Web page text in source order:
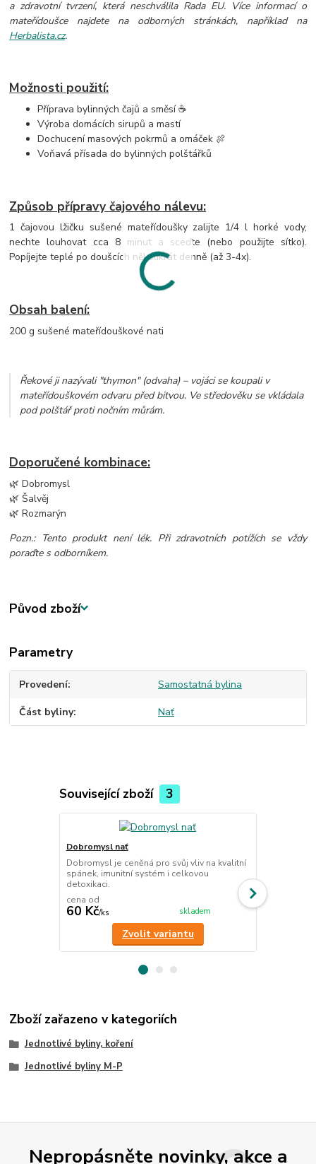
a zdravotní tvrzení, která neschválila Rada EU. Více informací o
mateřídoušce najdete na odborných stránkách, například na
Herbalista.cz.
Možnosti použití:
Příprava bylinných čajů a směsí ☕
Výroba domácích sirupů a mastí
Dochucení masových pokrmů a omáček 🍖
Voňavá přísada do bylinných polštářků
Způsob přípravy čajového nálevu:
1 čajovou lžičku sušené mateřídoušky zalijte 1/4 l horké vody,
nechte louhovat cca 8 minut a sceďte (nebo použijte sítko).
Popíjejte teplé po doušcích několikrát denně (až 3-4x).
Obsah balení:
200 g sušené mateřídouškové nati
Řekové ji nazývali "thymon" (odvaha) – vojáci se koupali v
mateřídouškovém odvaru před bitvou. Ve středověku se vkládala
pod polštář proti nočním můrám.
Doporučené kombinace:
🌿 Dobromysl
🌿 Šalvěj
🌿 Rozmarýn
Pozn.: Tento produkt není lék. Při zdravotních potížích se vždy
poraďte s odborníkem.
Původ zboží
Parametry
Provedení Samostatná bylina
Část byliny Nať
Související zboží 3
Dobromysl nať
Dobromysl je ceněná pro svůj vliv na kvalitní
spánek, imunitní systém i celkovou
detoxikaci.
cena od
60 Kč/ks skladem
Zvolit variantu
štítné žlázy.
Zboží zařazeno v kategoriích
Jednotlivé byliny, koření
Jednotlivé byliny M-P
Nepropásněte novinky, akce a